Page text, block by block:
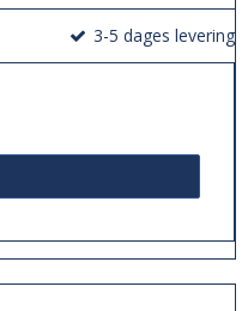
3-5 dages levering